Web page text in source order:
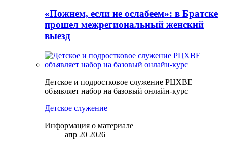
«Пожнем, если не ослабеем»: в Братске
прошел межрегиональный женский
выезд
Детское и подростковое служение РЦХВЕ
объявляет набор на базовый онлайн-курс
Детское служение
Информация о материале
апр 20 2026